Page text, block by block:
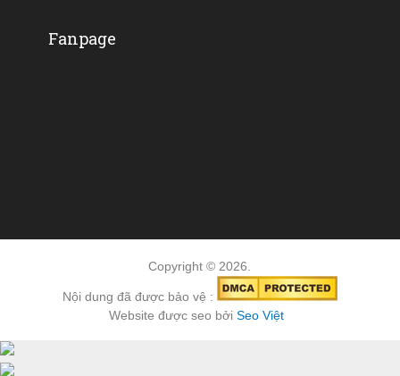
Fanpage
Copyright © 2026.
Nội dung đã được bảo vệ :
Website được seo bởi Seo Việt